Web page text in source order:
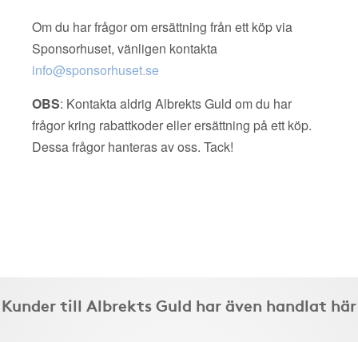
Om du har frågor om ersättning från ett köp via
Sponsorhuset, vänligen kontakta
info@sponsorhuset.se
OBS: Kontakta aldrig Albrekts Guld om du har
frågor kring rabattkoder eller ersättning på ett köp.
Dessa frågor hanteras av oss. Tack!
Kunder till Albrekts Guld har även handlat här